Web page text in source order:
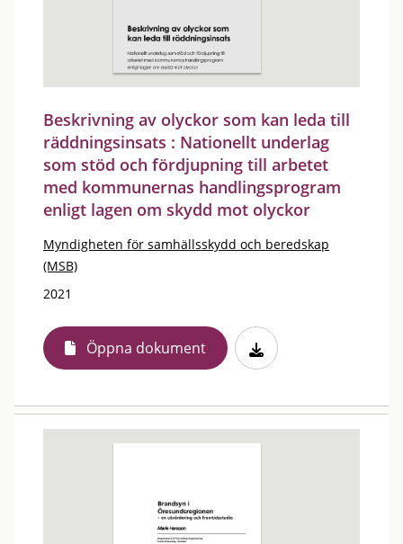
Beskrivning av olyckor som kan leda till
räddningsinsats : Nationellt underlag
som stöd och fördjupning till arbetet
med kommunernas handlingsprogram
enligt lagen om skydd mot olyckor
Myndigheten för samhällsskydd och beredskap
(MSB)
2021
Öppna dokument